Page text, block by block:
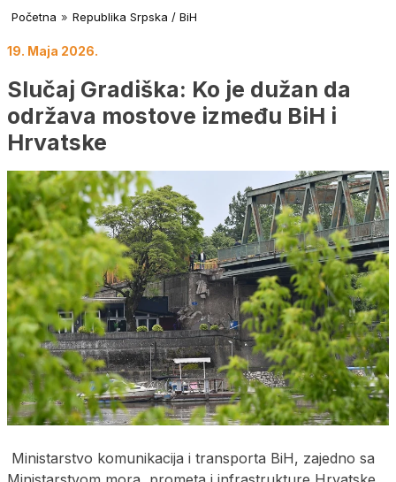
Početna » Republika Srpska / BiH
19. Maja 2026.
Slučaj Gradiška: Ko je dužan da
održava mostove između BiH i
Hrvatske
Ministarstvo komunikacija i transporta BiH, zajedno sa